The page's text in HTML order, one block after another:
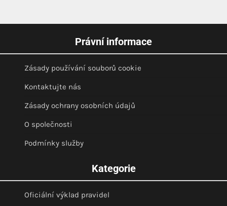
Právní informace
Zásady používání souborů cookie
Kontaktujte nás
Zásady ochrany osobních údajů
O společnosti
Podmínky služby
Kategorie
Oficiální výklad pravidel